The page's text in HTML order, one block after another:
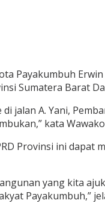
Payakumbuh
Sumatera Barat
jalan A. Yani,
kata
Provinsi ini
yang kita
Payakumbuh,”